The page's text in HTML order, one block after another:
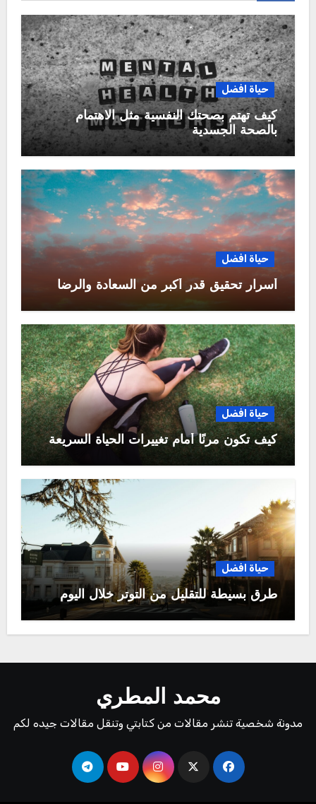
حياة افضل
كيف تهتم بصحتك النفسية مثل الاهتمام
بالصحة الجسدية
حياة افضل
أسرار تحقيق قدر أكبر من السعادة والرضا
حياة افضل
كيف تكون مرنًا أمام تغييرات الحياة السريعة
حياة افضل
طرق بسيطة للتقليل من التوتر خلال اليوم
محمد المطري
مدونة شخصية تنشر مقالات من كتابتي وتنقل مقالات جيده لكم